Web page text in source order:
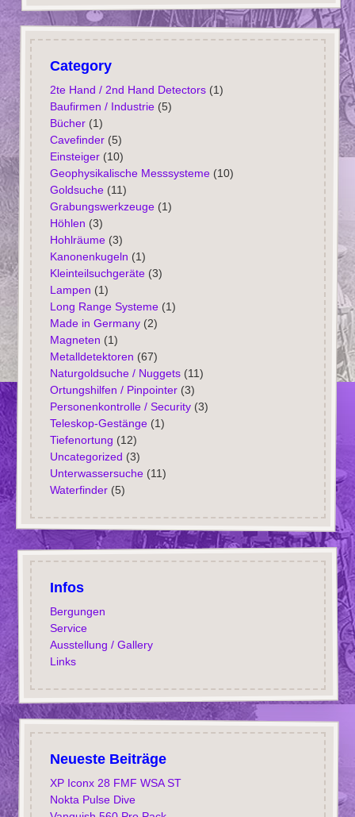
Category
2te Hand / 2nd Hand Detectors(1)
Baufirmen / Industrie(5)
Bücher(1)
Cavefinder(5)
Einsteiger(10)
Geophysikalische Messsysteme(10)
Goldsuche(11)
Grabungswerkzeuge(1)
Höhlen (3)
Hohlräume(3)
Kanonenkugeln (1)
Kleinteilsuchgeräte(3)
Lampen (1)
Long Range Systeme(1)
Made in Germany(2)
Magneten (1)
Metalldetektoren (67)
Naturgoldsuche / Nuggets(11)
Ortungshilfen / Pinpointer(3)
Personenkontrolle / Security(3)
Teleskop-Gestänge(1)
Tiefenortung (12)
Uncategorized (3)
Unterwassersuche(11)
Waterfinder(5)
Infos
Bergungen
Service
Ausstellung / Gallery
Links
Neueste Beiträge
XP Iconx 28 FMF WSA ST
Nokta Pulse Dive